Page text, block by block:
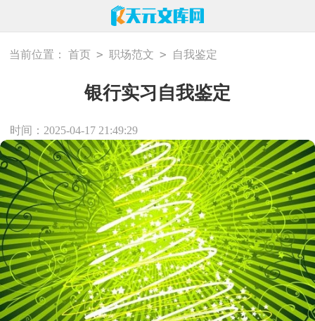
当前位置： 首页 > 职场范文 > 自我鉴定
银行实习自我鉴定
时间：2025-04-17 21:49:29